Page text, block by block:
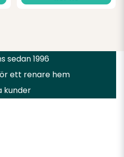
sedan 1996
ett renare hem
kunder